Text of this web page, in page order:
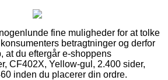
fine muligheder for at tolke
betragtninger og derfor
du eftergår e-shoppens
CF402X, Yellow-gul, 2.400 sider,
inden du placerer din ordre.